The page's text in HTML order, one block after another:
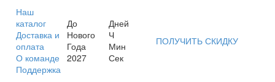
Наш
каталог
Доставка и
оплата
О команде
Поддержка
До
Нового
Года
2027
Дней
Ч
Мин
Сек
ПОЛУЧИТЬ СКИДКУ